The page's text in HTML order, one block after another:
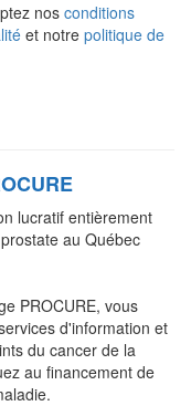
nos conditions
et notre politique de
lucratif entièrement
au Québec
PROCURE, vous
d'information et
du cancer de la
au financement de